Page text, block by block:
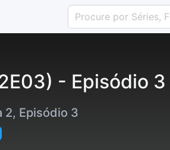
- Episódio 3
2, Episódio 3